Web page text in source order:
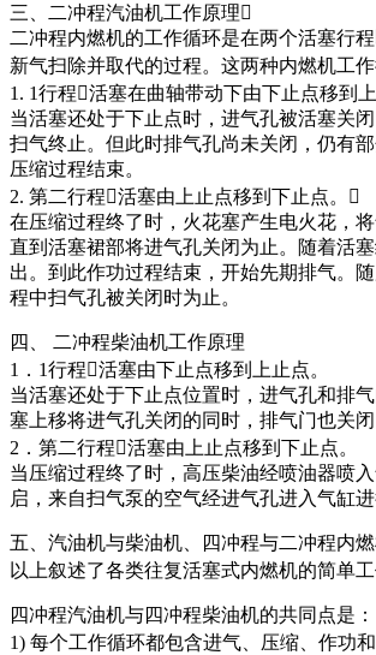
三、二冲程汽油机工作原理
二冲程内燃机的工作循环是在两个活塞行
新气扫除并取代的过程。这两种内燃机工
1. 1行程活塞在曲轴带动下由下止点移到
当活塞还处于下止点时，进气孔被活塞关
扫气终止。但此时排气孔尚未关闭，仍有
压缩过程结束。
2. 第二行程活塞由上止点移到下止点。
在压缩过程终了时，火花塞产生电火花，
直到活塞裙部将进气孔关闭为止。随着活
出。到此作功过程结束，开始先期排气。
程中扫气孔被关闭时为止。
四、 二冲程柴油机工作原理
1．1行程活塞由下止点移到上止点。
当活塞还处于下止点位置时，进气孔和排
塞上移将进气孔关闭的同时，排气门也关
2．第二行程活塞由上止点移到下止点。
当压缩过程终了时，高压柴油经喷油器喷
启，来自扫气泵的空气经进气孔进入气缸
五、汽油机与柴油机、四冲程与二冲程内
以上叙述了各类往复活塞式内燃机的简单
四冲程汽油机与四冲程柴油机的共同点是：
1) 每个工作循环都包含进气、压缩、作功